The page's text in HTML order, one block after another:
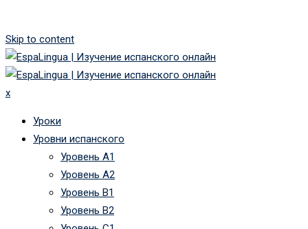
Skip to content
x
Уроки
Уровни испанского
Уровень А1
Уровень А2
Уровень B1
Уровень B2